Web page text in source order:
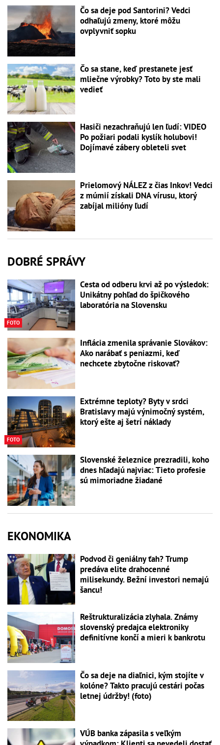
Čo sa deje pod Santorini? Vedci
odhaľujú zmeny, ktoré môžu
ovplyvniť sopku
Čo sa stane, keď prestanete jesť
mliečne výrobky? Toto by ste mali
vedieť
Hasiči nezachraňujú len ľudí: VIDEO
Po požiari podali kyslík holubovi!
Dojímavé zábery obleteli svet
Prielomový NÁLEZ z čias Inkov! Vedci
z múmií získali DNA vírusu, ktorý
zabíjal milióny ľudí
DOBRÉ SPRÁVY
FOTO
Cesta od odberu krvi až po výsledok:
Unikátny pohľad do špičkového
laboratória na Slovensku
Inflácia zmenila správanie Slovákov:
Ako narábať s peniazmi, keď
nechcete zbytočne riskovať?
FOTO
Extrémne teploty? Byty v srdci
Bratislavy majú výnimočný systém,
ktorý ešte aj šetrí náklady
Slovenské železnice prezradili, koho
dnes hľadajú najviac: Tieto profesie
sú mimoriadne žiadané
EKONOMIKA
Podvod či geniálny ťah? Trump
predáva elite drahocenné
milisekundy. Bežní investori nemajú
šancu!
Reštrukturalizácia zlyhala. Známy
slovenský predajca elektroniky
definitívne končí a mieri k bankrotu
Čo sa deje na diaľnici, kým stojíte v
kolóne? Takto pracujú cestári počas
letnej údržby! (foto)
VÚB banka zápasila s veľkým